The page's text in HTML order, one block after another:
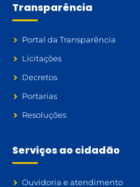
Transparência
Portal da Transparência
Licitações
Decretos
Portarias
Resoluções
Serviços ao cidadão
Ouvidoria e atendimento